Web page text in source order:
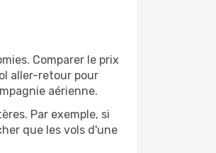
Comparer le prix
aller-retour pour
aérienne.
Par exemple, si
que les vols d'une